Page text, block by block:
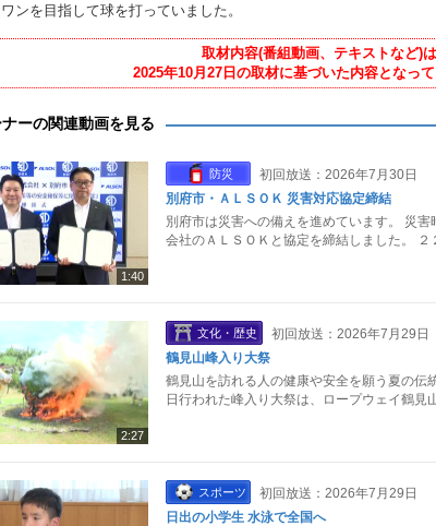
ンを目指して球を打っていました。
取材内容(番組動画、テキストなど)は
2025年10月27日の取材に基づいた内容となって
ーの関連動画を見る
1:40
防災
初回放送：2026年7月30日
別府市・ＡＬＳＯＫ 災害対応協定締結
別府市は災害への備えを進めています。 災
会社のＡＬＳＯＫと協定を締結しました。
2:27
文化・歴史
初回放送：2026年7月29日
鶴見山峰入り大祭
鶴見山を訪れる人の健康や安全を願う夏の伝
日行われた峰入り大祭は、ロープウェイ鶴
スポーツ
初回放送：2026年7月29日
日出の小学生 水泳で全国へ